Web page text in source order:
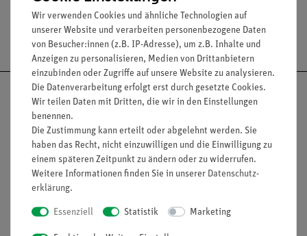
Versandkostenfrei ab 300,- €
Nach oben
Informationen
Wir verwenden Cookies und ähnliche Technologien auf
unserer Website und verarbeiten personenbezogene Daten
von Besucher:innen (z.B. IP-Adresse), um z.B. Inhalte und
Anzeigen zu personalisieren, Medien von Drittanbietern
einzubinden oder Zugriffe auf unsere Website zu analysieren.
Die Datenverarbeitung erfolgt erst durch gesetzte Cookies.
Wir teilen Daten mit Dritten, die wir in den Einstellungen
benennen.
Die Zustimmung kann erteilt oder abgelehnt werden. Sie
haben das Recht, nicht einzuwilligen und die Einwilligung zu
einem späteren Zeitpunkt zu ändern oder zu widerrufen.
Weitere Informationen finden Sie in unserer Daten­schutz­
erklärung.
Essenziell Statistik Marketing